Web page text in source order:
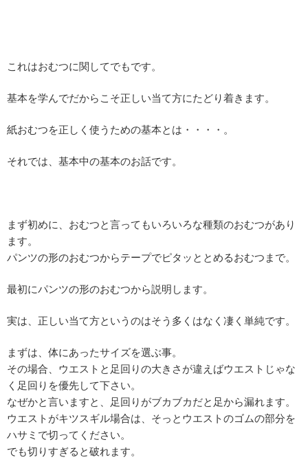
これはおむつに関してでもです。
基本を学んでだからこそ正しい当て方にたどり着きます。
紙おむつを正しく使うための基本とは・・・・。
それでは、基本中の基本のお話です。
まず初めに、おむつと言ってもいろいろな種類のおむつがあり
ます。
パンツの形のおむつからテープでピタッととめるおむつまで。
最初にパンツの形のおむつから説明します。
実は、正しい当て方というのはそう多くはなく凄く単純です。
まずは、体にあったサイズを選ぶ事。
その場合、ウエストと足回りの大きさが違えばウエストじゃな
く足回りを優先して下さい。
なぜかと言いますと、足回りがブカブカだと足から漏れます。
ウエストがキツスギル場合は、そっとウエストのゴムの部分を
ハサミで切ってください。
でも切りすぎると破れます。